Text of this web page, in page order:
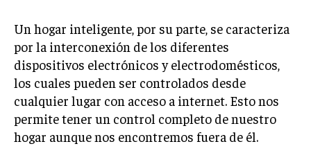
Un hogar inteligente, por su parte, se caracteriza
por la interconexión de los diferentes
dispositivos electrónicos y electrodomésticos,
los cuales pueden ser controlados desde
cualquier lugar con acceso a internet. Esto nos
permite tener un control completo de nuestro
hogar aunque nos encontremos fuera de él.